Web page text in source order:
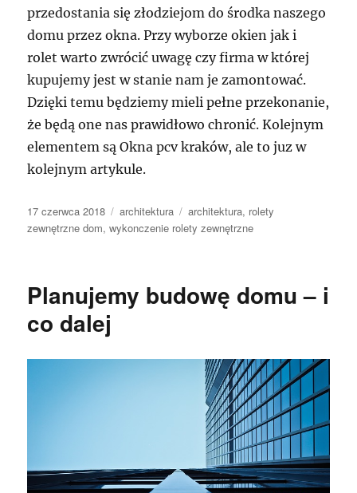
przedostania się złodziejom do środka naszego
domu przez okna. Przy wyborze okien jak i
rolet warto zwrócić uwagę czy firma w której
kupujemy jest w stanie nam je zamontować.
Dzięki temu będziemy mieli pełne przekonanie,
że będą one nas prawidłowo chronić. Kolejnym
elementem są Okna pcv kraków, ale to juz w
kolejnym artykule.
Data
publikacji
17 czerwca 2018 Kategorie
architektura Tagi
architektura, rolety
zewnętrzne dom,wykonczenie rolety zewnętrzne
Planujemy budowę domu – i
co dalej